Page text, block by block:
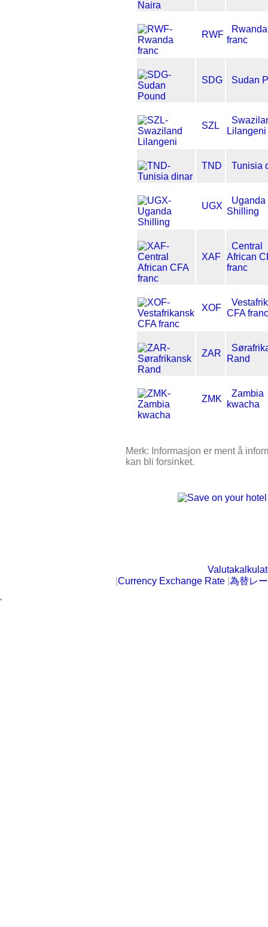
RWF
Rwanda
franc
SDG Sudan
SZL
Lilangeni
TND Tunisia
UGX
Uganda
Shilling
XAF
Central
African
franc
XOF
CFA franc
ZAR
Rand
ZMK
Zambia
kwacha
Merk: Informasjon er ment å
kan bli forsinket.
Currency Exchange Rate 為替レ